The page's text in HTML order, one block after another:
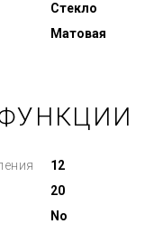
Стекло
Матовая
12
20
No